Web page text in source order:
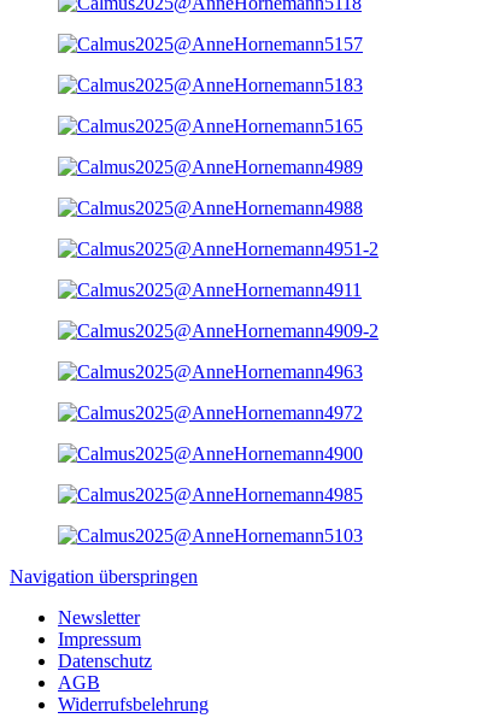
Navigation überspringen
Newsletter
Impressum
Datenschutz
AGB
Widerrufsbelehrung